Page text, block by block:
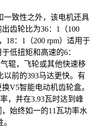
一致性之外，该电机还具
齿轮比为36：1（100
18：1（200 rpm）适用于
低扭矩和高速的6：
辊，飞轮或其他快速移
前的393马达更快。有
V5智能电动机齿轮盒。
，并在3.93瓦时达到峰
始终如一的11瓦功率水